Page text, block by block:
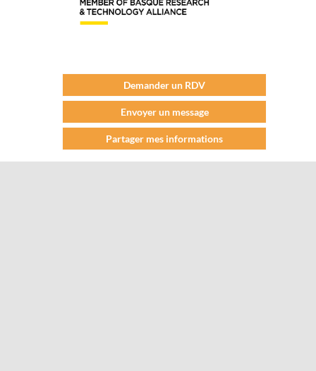
Demander un RDV
Envoyer un message
Partager mes informations